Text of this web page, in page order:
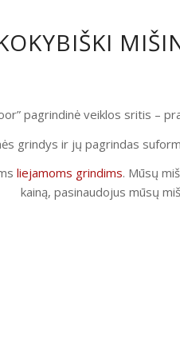
pagrindinė veiklos sritis –
grindys ir jų pagrindas
liejamoms grindims. Mūsų
kainą, pasinaudojus mūsų